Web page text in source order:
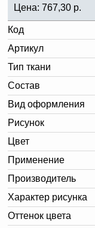
Цена: 767,30 р.
Код
Артикул
Тип ткани
Состав
Вид оформления
Рисунок
Цвет
Применение
Производитель
Характер рисунка
Оттенок цвета